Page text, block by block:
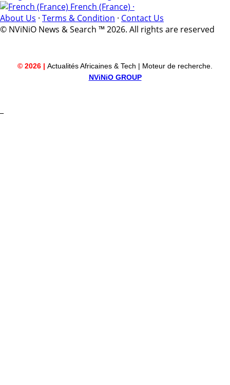
French (France) ·
About Us · Terms & Condition · Contact Us
© NViNiO News & Search ™ 2026. All rights are reserved
© 2026 | Actualités Africaines & Tech | Moteur de recherche.
NViNiO GROUP